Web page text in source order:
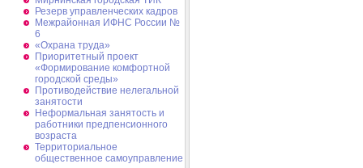
Резерв управленческих кадров
Межрайонная ИФНС России №
6
«Охрана труда»
Приоритетный проект
«Формирование комфортной
городской среды»
Противодействие нелегальной
занятости
Неформальная занятость и
работники предпенсионного
возраста
Территориальное
общественное самоуправление